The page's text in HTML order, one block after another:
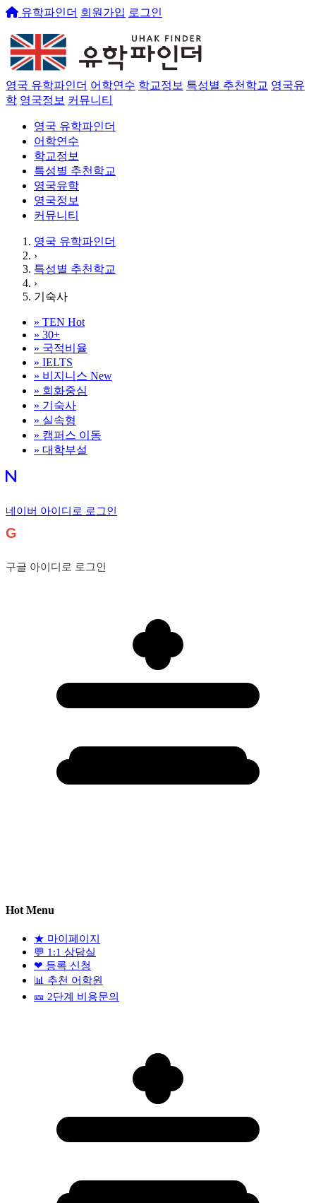
유학파인더 회원가입 로그인
영국 유학파인더 어학연수 학교정보 특성별 추천학교 영국유
학 영국정보 커뮤니티
영국 유학파인더
어학연수
학교정보
특성별 추천학교
영국유학
영국정보
커뮤니티
영국 유학파인더
›
특성별 추천학교
›
기숙사
» TEN Hot
» 30+
» 국적비율
» IELTS
» 비지니스 New
» 회화중심
» 기숙사
» 실속형
» 캠퍼스 이동
» 대학부설
네이버 아이디로 로그인
G
구글 아이디로 로그인
Hot Menu
★ 마이페이지
💬 1:1 상담실
❤ 등록 신청
📊 추천 어학원
🎫 2단계 비용문의